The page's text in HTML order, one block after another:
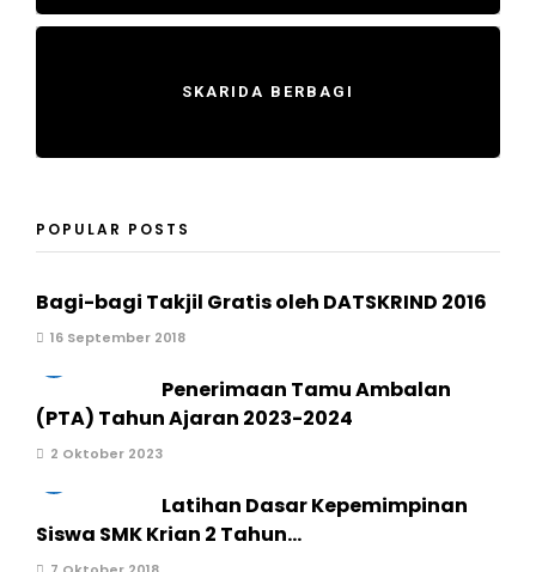
SKARIDA BERBAGI
POPULAR POSTS
Bagi-bagi Takjil Gratis oleh DATSKRIND 2016
16 September 2018
Penerimaan Tamu Ambalan
(PTA) Tahun Ajaran 2023-2024
2 Oktober 2023
Latihan Dasar Kepemimpinan
Siswa SMK Krian 2 Tahun...